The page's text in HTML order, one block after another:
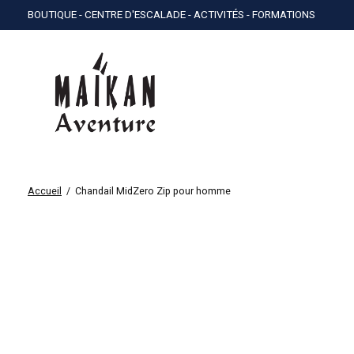
BOUTIQUE - CENTRE D'ESCALADE - ACTIVITÉS - FORMATIONS
Accueil / Chandail MidZero Zip pour homme